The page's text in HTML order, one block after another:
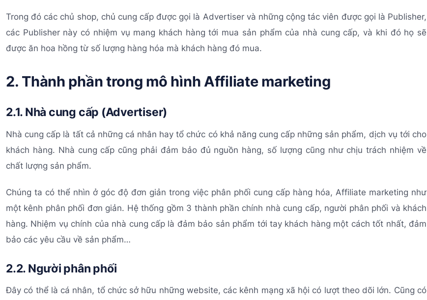
Trong đó các chủ shop, chủ cung cấp được gọi là Advertiser và những cộng tác viên được gọi là Publisher,
các Publisher này có nhiệm vụ mang khách hàng tới mua sản phẩm của nhà cung cấp, và khi đó họ sẽ
được ăn hoa hồng từ số lượng hàng hóa mà khách hàng đó mua.
2. Thành phần trong mô hình Affiliate marketing
2.1. Nhà cung cấp (Advertiser)
Nhà cung cấp là tất cả những cá nhân hay tổ chức có khả năng cung cấp những sản phẩm, dịch vụ tới cho
khách hàng. Nhà cung cấp cũng phải đảm bảo đủ nguồn hàng, số lượng cũng như chịu trách nhiệm về
chất lượng sản phẩm.
Chúng ta có thể nhìn ở góc độ đơn giản trong việc phân phối cung cấp hàng hóa, Affiliate marketing như
một kênh phân phối đơn giản. Hệ thống gồm 3 thành phần chính nhà cung cấp, người phân phối và khách
hàng. Nhiệm vụ chính của nhà cung cấp là đảm bảo sản phẩm tới tay khách hàng một cách tốt nhất, đảm
bảo các yêu cầu về sản phẩm…
2.2. Người phân phối
Đây có thể là cá nhân, tổ chức sở hữu những website, các kênh mạng xã hội có lượt theo dõi lớn. Cũng có